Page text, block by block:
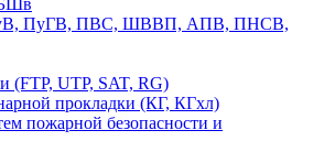
ПуГВ, ПВС, ШВВП, АПВ, ПНСВ,
(FTP, UTP, SAT, RG)
прокладки (КГ, КГхл)
пожарной безопасности и